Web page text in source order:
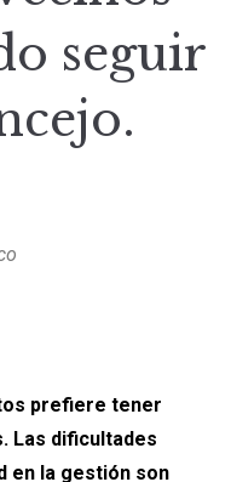
seguir
prefiere tener
Las dificultades
en la gestión son